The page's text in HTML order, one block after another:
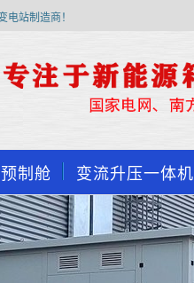
站制造商！
制舱 变流升压一体机